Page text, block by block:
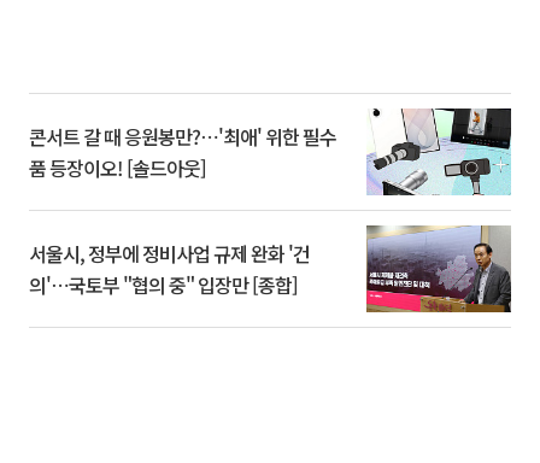
콘서트 갈 때 응원봉만?⋯'최애' 위한 필수
품 등장이오! [솔드아웃]
서울시, 정부에 정비사업 규제 완화 '건
의'⋯국토부 "협의 중" 입장만 [종합]